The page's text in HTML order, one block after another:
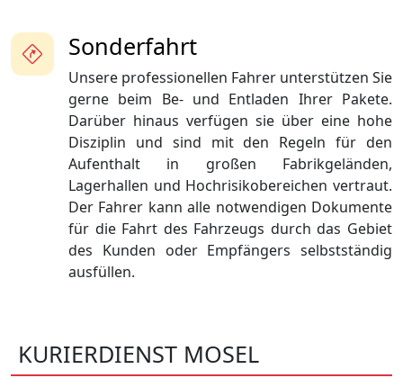
Sonderfahrt
Unsere professionellen Fahrer unterstützen Sie
gerne beim Be- und Entladen Ihrer Pakete.
Darüber hinaus verfügen sie über eine hohe
Disziplin und sind mit den Regeln für den
Aufenthalt in großen Fabrikgeländen,
Lagerhallen und Hochrisikobereichen vertraut.
Der Fahrer kann alle notwendigen Dokumente
für die Fahrt des Fahrzeugs durch das Gebiet
des Kunden oder Empfängers selbstständig
ausfüllen.
KURIERDIENST MOSEL